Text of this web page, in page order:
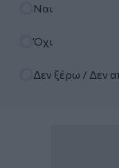
Ναι
Όχι
Δεν ξέρω / Δεν